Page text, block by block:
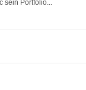
Portfolio...